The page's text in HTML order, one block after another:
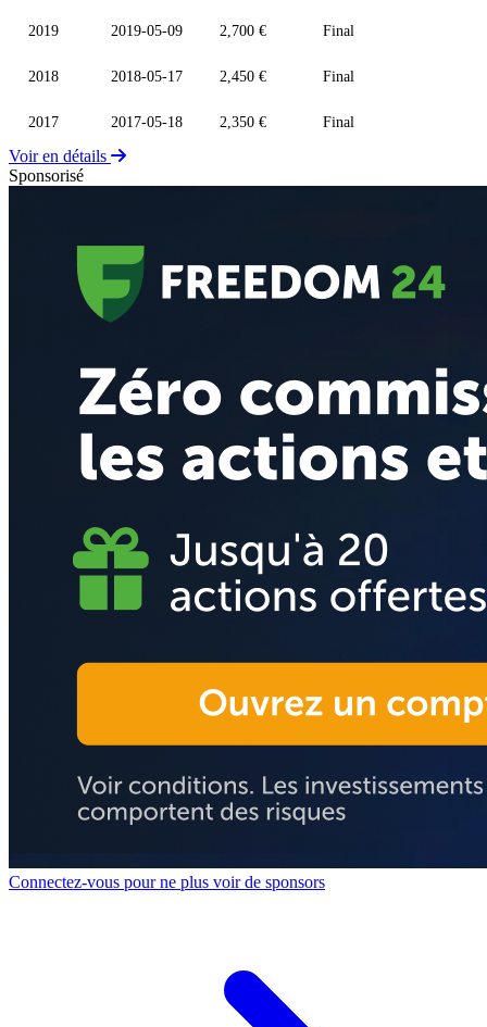
2019 2019-05-09 2,700 € Final
2018 2018-05-17 2,450 € Final
2017 2017-05-18 2,350 € Final
Voir en détails
Sponsorisé
Connectez-vous pour ne plus voir de sponsors